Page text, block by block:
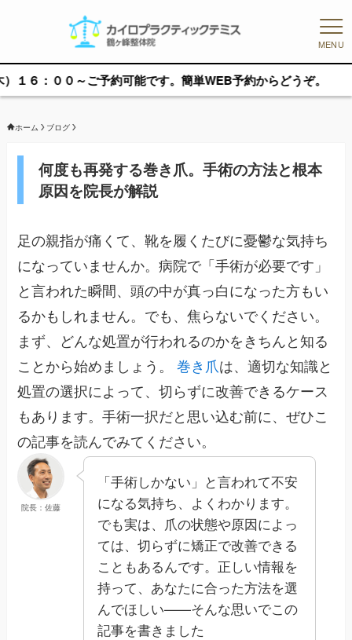
MENU
～ご予約可能です。簡単WEB予約からどうぞ。
ホーム ブログ
何度も再発する巻き爪。手術の方法と根本
原因を院長が解説
足の親指が痛くて、靴を履くたびに憂鬱な気持ち
になっていませんか。病院で「手術が必要です」
と言われた瞬間、頭の中が真っ白になった方もい
るかもしれません。でも、焦らないでください。
まず、どんな処置が行われるのかをきちんと知る
ことから始めましょう。巻き爪は、適切な知識と
処置の選択によって、切らずに改善できるケース
もあります。手術一択だと思い込む前に、ぜひこ
の記事を読んでみてください。
院長：佐藤
「手術しかない」と言われて不安
になる気持ち、よくわかります。
でも実は、爪の状態や原因によっ
ては、切らずに矯正で改善できる
こともあるんです。正しい情報を
持って、あなたに合った方法を選
んでほしい——そんな思いでこの
記事を書きました